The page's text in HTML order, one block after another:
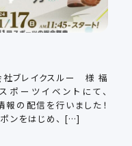
ブレイクスルー 様 福
ーツイベントにて、
の配信を行いました！
ンをはじめ、 […]